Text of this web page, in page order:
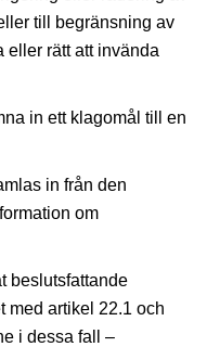
till begränsning av
eller rätt att invända
in ett klagomål till en
in från den
om
beslutsfattande
med artikel 22.1 och
i dessa fall –